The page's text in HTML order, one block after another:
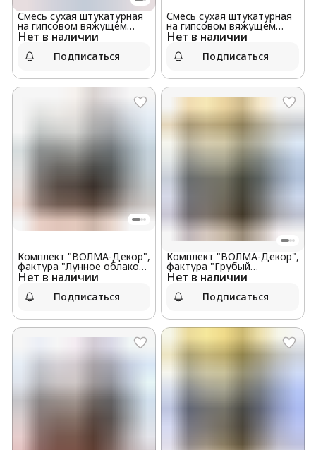
Нет в наличии
Смесь сухая штукатурная
на гипсовом вяжущем
"ВОЛМА-Декор", 5 кг
Подписаться
Нет в наличии
Смесь сухая штукатурная
на гипсовом вяжущем
«ВОЛМА-Декор», 12 кг
Подписаться
Нет в наличии
Комплект "ВОЛМА-Декор",
фактура "Лунное облако",
5 кг оптом
Подписаться
Нет в наличии
Комплект "ВОЛМА-Декор",
фактура "Грубый
Травертин", 5 кг оптом
Подписаться